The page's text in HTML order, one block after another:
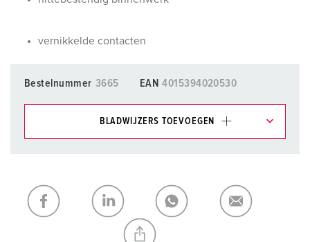
vernikkelde contacten
Bestelnummer 3665 EAN 4015394020530
BLADWIJZERS TOEVOEGEN
Mijn lijst TOEVOEGEN
NIEUW LIJST MAKEN